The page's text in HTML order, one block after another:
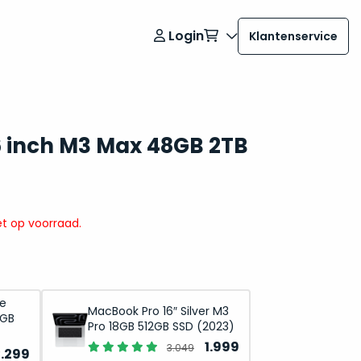
Login Klantenservice
M3 Max 48GB 2TB
op voorraad.
Huidige
MacBook Pro 16″ Silver M3
Pro 18GB 512GB SSD (2023)
3.049
Oorspronkelijke
1.999Huidige